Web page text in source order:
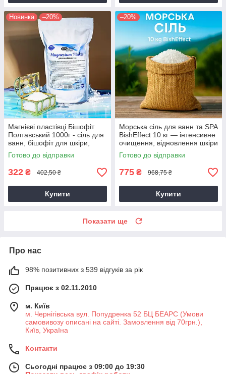
Новинка –20%
Магнієві пластівці Бішофіт
Полтавський 1000г - сіль для
ванн, бішофіт для шкіри,
розслаблююча магнієва
ванна
Готово до відправки
322 ₴ 402,50 ₴
Купити
–20%
Морська сіль для ванн та SPA
BishEffect 10 кг — інтенсивне
очищення, відновлення шкіри
та розслаблення
Готово до відправки
775 ₴ 968,75 ₴
Купити
Показати ще
Про нас
98% позитивних з 539 відгуків за рік
Працює з 02.11.2010
м. Київ
м. Чернігівська вул. Попудренка 52 БЦ БЕАРС (Умови
самовивозу описані на сайті. Замовлення від 70грн.),
Київ, Україна
Контакти
Сьогодні працює з 09:00 до 19:30